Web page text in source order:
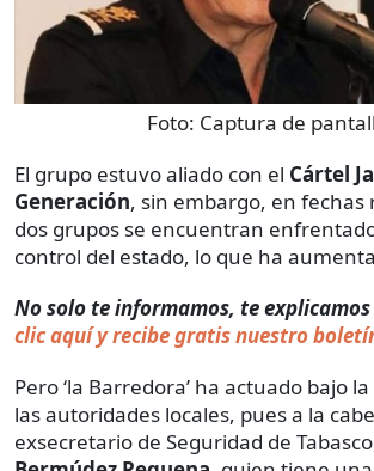
Foto: Captura de
El grupo estuvo aliado con el Cártel
Generación, sin embargo, en fechas
dos grupos se encuentran
control del estado, lo que ha
No solo te informamos, te
clic aquí y recibe gratis nuestro
Pero ‘la Barredora’ ha actuado bajo
las autoridades locales, pues a la
exsecretario de Seguridad de